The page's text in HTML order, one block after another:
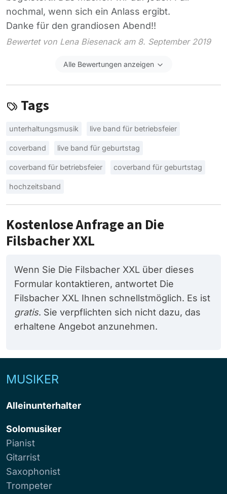
nochmal, wenn sich ein Anlass ergibt.
Danke für den grandiosen Abend!!
Bewertet von Lena Biesenack am 8. September 2019
Alle Bewertungen anzeigen
Tags
unterhaltungsmusik live band für betriebsfeier
coverband live band für geburtstag
coverband für betriebsfeier coverband für geburtstag
hochzeitsband
Kostenlose Anfrage an Die
Filsbacher XXL
Wenn Sie Die Filsbacher XXL über dieses
Formular kontaktieren, antwortet Die
Filsbacher XXL Ihnen schnellstmöglich. Es ist
gratis. Sie verpflichten sich nicht dazu, das
erhaltene Angebot anzunehmen.
MUSIKER
Alleinunterhalter
Solomusiker
Pianist
Gitarrist
Saxophonist
Trompeter